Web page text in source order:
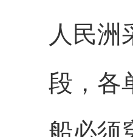
人民洲
段，各